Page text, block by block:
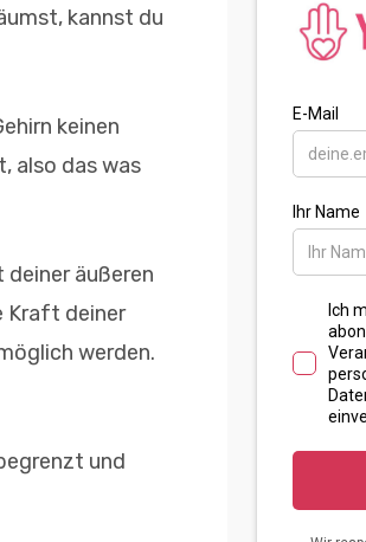
kannst du
keinen
also das was
deiner äußeren
Kraft deiner
werden.
und